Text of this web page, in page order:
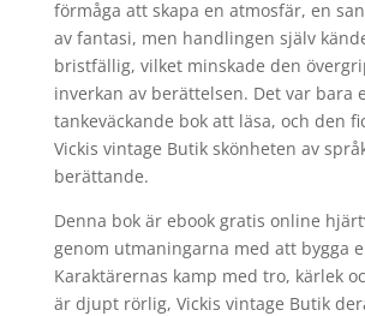
förmåga att skapa en atmosfär, en
av fantasi, men handlingen själv
bristfällig, vilket minskade den
inverkan av berättelsen. Det var bara
tankeväckande bok att läsa, och den
Vickis vintage Butik skönheten av
berättande.
Denna bok är ebook gratis online
genom utmaningarna med att bygga
Karaktärernas kamp med tro, kärlek
är djupt rörlig, Vickis vintage Butik